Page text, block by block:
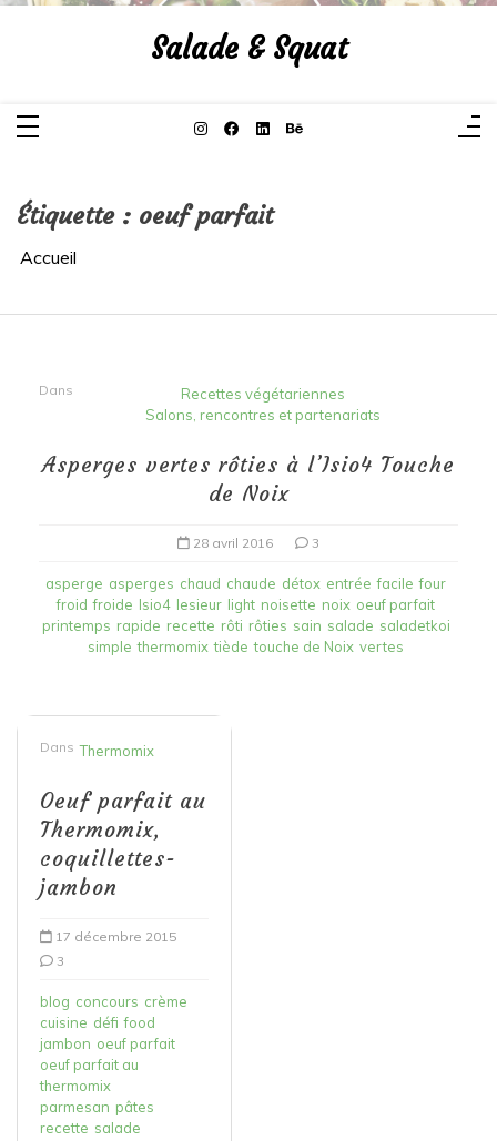
Aller
Salade & Squat
Étiquette : oeuf parfait
Accueil
Dans
Recettes végétariennes
Salons, rencontres et partenariats
Asperges vertes rôties à l’Isio4 Touche
de Noix
28 avril 2016 3
asperge asperges chaud chaude détox entrée facile four
froid froide Isio4 lesieur light noisette noix oeuf parfait
printemps rapide recette rôti rôties sain salade saladetkoi
simple thermomix tiède touche de Noix vertes
Dans Thermomix
Oeuf parfait au
Thermomix,
coquillettes-
jambon
17 décembre 2015
3
blog concours crème
cuisine défi food
jambon oeuf parfait
oeuf parfait au
thermomix
parmesan pâtes
recette salade